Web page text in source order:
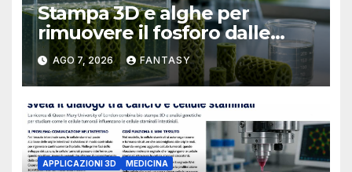
Stampa 3D e alghe per
rimuovere il fosforo dalle
acque il progetto della
Florida Atlantic University
AGO 7, 2026 FANTASY
APPLICAZIONI 3D MEDICINA